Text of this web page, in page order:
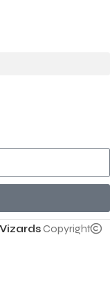
Copyright